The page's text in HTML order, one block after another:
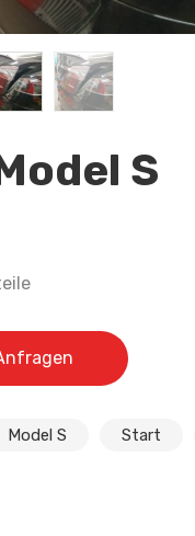
S
Model S Start